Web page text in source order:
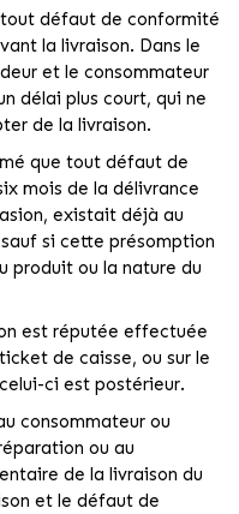
défaut de conformité
la livraison. Dans le
et le consommateur
délai plus court, qui ne
de la livraison.
que tout défaut de
mois de la délivrance
existait déjà au
si cette présomption
produit ou la nature du
est réputée effectuée
de caisse, ou sur le
ci est postérieur.
consommateur ou
ou au
de la livraison du
et le défaut de